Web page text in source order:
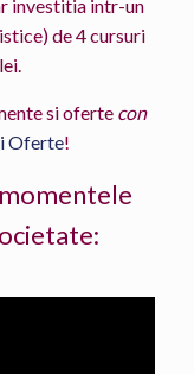
investitia intr-un
de 4 cursuri
si oferte con
Oferte!